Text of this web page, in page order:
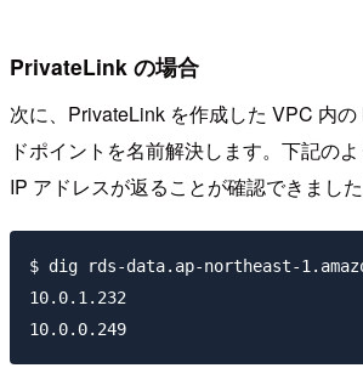
PrivateLink の場合
次に、PrivateLink を作成した VPC 内
ドポイントを名前解決します。下記の
IP アドレスが返ることが確認できました
$ dig rds-data.ap-northeast-
10.0.1.232